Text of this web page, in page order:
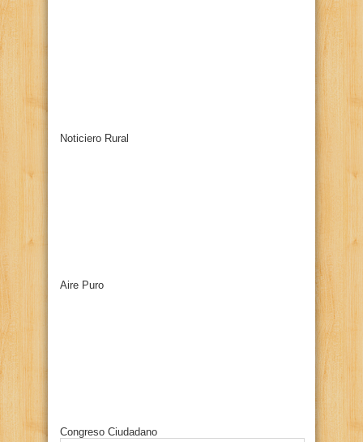
Noticiero Rural
Aire Puro
Congreso Ciudadano